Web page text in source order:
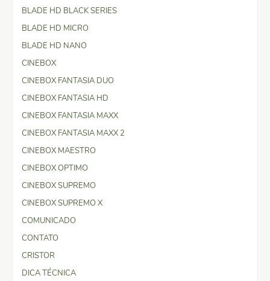
BLADE HD BLACK SERIES
BLADE HD MICRO
BLADE HD NANO
CINEBOX
CINEBOX FANTASIA DUO
CINEBOX FANTASIA HD
CINEBOX FANTASIA MAXX
CINEBOX FANTASIA MAXX 2
CINEBOX MAESTRO
CINEBOX OPTIMO
CINEBOX SUPREMO
CINEBOX SUPREMO X
COMUNICADO
CONTATO
CRISTOR
DICA TÉCNICA